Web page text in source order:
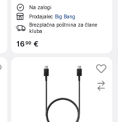
Na zalogi
Prodajalec Big Bang
Brezplačna poštnina za člane
kluba
1699 €